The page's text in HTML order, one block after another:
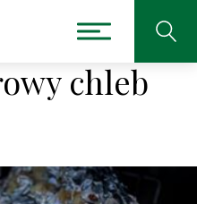
chleb